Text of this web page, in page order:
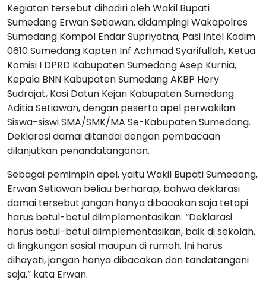
Kegiatan tersebut dihadiri oleh Wakil Bupati
Sumedang Erwan Setiawan, didampingi Wakapolres
Sumedang Kompol Endar Supriyatna, Pasi Intel Kodim
0610 Sumedang Kapten Inf Achmad Syarifullah, Ketua
Komisi I DPRD Kabupaten Sumedang Asep Kurnia,
Kepala BNN Kabupaten Sumedang AKBP Hery
Sudrajat, Kasi Datun Kejari Kabupaten Sumedang
Aditia Setiawan, dengan peserta apel perwakilan
Siswa-siswi SMA/SMK/MA Se-Kabupaten Sumedang.
Deklarasi damai ditandai dengan pembacaan
dilanjutkan penandatanganan.
Sebagai pemimpin apel, yaitu Wakil Bupati Sumedang,
Erwan Setiawan beliau berharap, bahwa deklarasi
damai tersebut jangan hanya dibacakan saja tetapi
harus betul-betul diimplementasikan. “Deklarasi
harus betul-betul diimplementasikan, baik di sekolah,
di lingkungan sosial maupun di rumah. Ini harus
dihayati, jangan hanya dibacakan dan tandatangani
saja,” kata Erwan.